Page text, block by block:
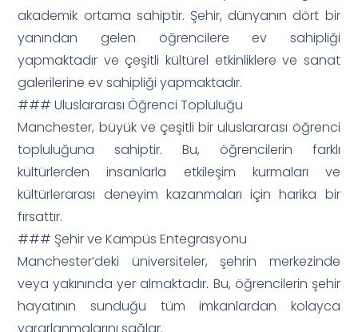
akademik ortama sahiptir. Şehir, dünyanın dört bir
yanından gelen öğrencilere ev sahipliği
yapmaktadır ve çeşitli kültürel etkinliklere ve sanat
galerilerine ev sahipliği yapmaktadır.
### Uluslararası Öğrenci Topluluğu
Manchester, büyük ve çeşitli bir uluslararası öğrenci
topluluğuna sahiptir. Bu, öğrencilerin farklı
kültürlerden insanlarla etkileşim kurmaları ve
kültürlerarası deneyim kazanmaları için harika bir
fırsattır.
### Şehir ve Kampüs Entegrasyonu
Manchester’deki üniversiteler, şehrin merkezinde
veya yakınında yer almaktadır. Bu, öğrencilerin şehir
hayatının sunduğu tüm imkanlardan kolayca